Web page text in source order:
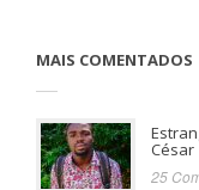
MAIS COMENTADOS
César
25